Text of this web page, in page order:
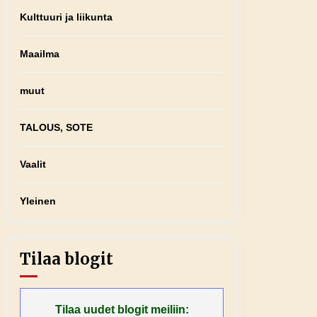
Kulttuuri ja liikunta
Maailma
muut
TALOUS, SOTE
Vaalit
Yleinen
Tilaa blogit
Tilaa uudet blogit meiliin: